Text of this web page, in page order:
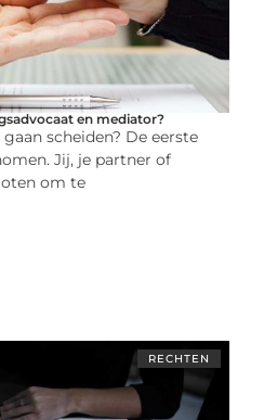
en mediator?
scheiden? De eerste
Jij, je partner of
om te
RECHTEN